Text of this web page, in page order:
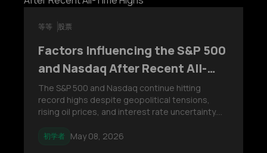
等等 股票
Factors Influencing the S&P 500
and Nasdaq After Recent All-
Time Highs
The S&P 500 and Nasdaq continue hitting
record highs despite geopolitical tensions,
rising oil prices, and interest rate uncertainty.
growth, resilient corporate earnings, and
初学者 May 08, 2026